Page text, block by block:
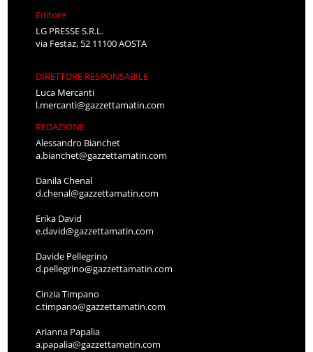
Editore
LG PRESSE S.R.L.
via Festaz, 52 11100 AOSTA
DIRETTORE RESPONSABILE
Luca Mercanti
l.mercanti@gazzettamatin.com
REDAZIONE
Alessandro Bianchet
a.bianchet@gazzettamatin.com
Danila Chenal
d.chenal@gazzettamatin.com
Erika David
e.david@gazzettamatin.com
Davide Pellegrino
d.pellegrino@gazzettamatin.com
Cinzia Timpano
c.timpano@gazzettamatin.com
Arianna Papalia
a.papalia@gazzettamatin.com